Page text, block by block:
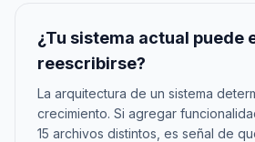
¿Tu sistema actual puede
reescribirse?
La arquitectura de un sistema
crecimiento. Si agregar
15 archivos distintos, es señal de